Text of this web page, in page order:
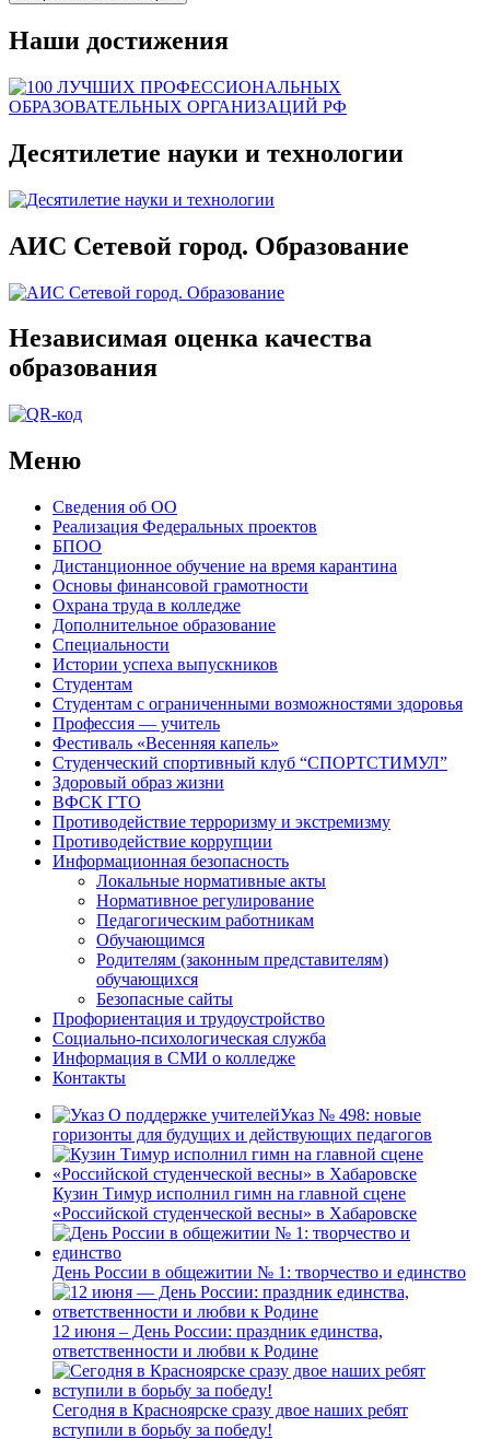
Наши достижения
Десятилетие науки и технологии
АИС Сетевой город. Образование
Независимая оценка качества
образования
Меню
Сведения об ОО
Реализация Федеральных проектов
БПОО
Дистанционное обучение на время карантина
Основы финансовой грамотности
Охрана труда в колледже
Дополнительное образование
Специальности
Истории успеха выпускников
Студентам
Студентам с ограниченными возможностями здоровья
Профессия — учитель
Фестиваль «Весенняя капель»
Студенческий спортивный клуб “СПОРТСТИМУЛ”
Здоровый образ жизни
ВФСК ГТО
Противодействие терроризму и экстремизму
Противодействие коррупции
Информационная безопасность
Локальные нормативные акты
Нормативное регулирование
Педагогическим работникам
Обучающимся
Родителям (законным представителям)
обучающихся
Безопасные сайты
Профориентация и трудоустройство
Социально-психологическая служба
Информация в СМИ о колледже
Контакты
Указ № 498: новые
горизонты для будущих и действующих педагогов
Кузин Тимур исполнил гимн на главной сцене
«Российской студенческой весны» в Хабаровске
День России в общежитии № 1: творчество и единство
12 июня – День России: праздник единства,
ответственности и любви к Родине
Сегодня в Красноярске сразу двое наших ребят
вступили в борьбу за победу!